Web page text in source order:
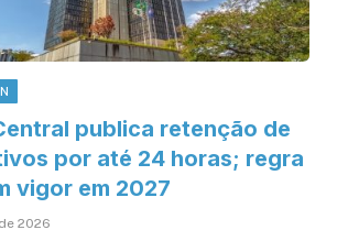
publica retenção de
por até 24 horas; regra
vigor em 2027
2026